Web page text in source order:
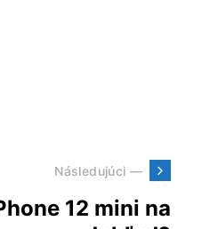
Následujúci —
12 mini na